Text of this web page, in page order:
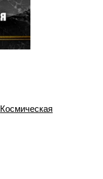
Космическая